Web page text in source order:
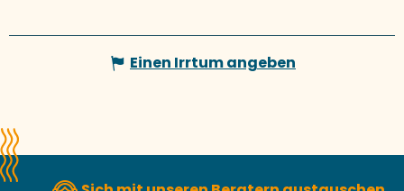
Einen Irrtum angeben